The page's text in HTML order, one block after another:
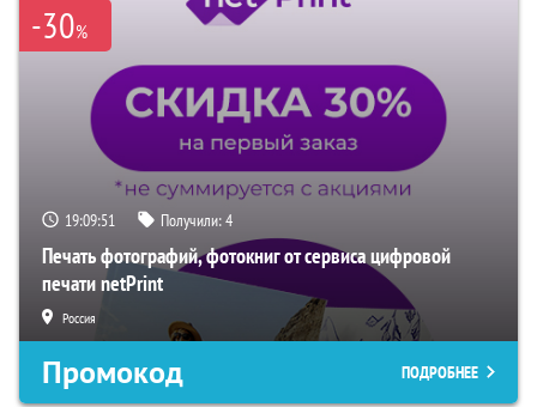
-30%
19:09:50 Получили:4
Печать фотографий, фотокниг от сервиса цифровой
печати netPrint
Россия
Промокод ПОДРОБНЕЕ